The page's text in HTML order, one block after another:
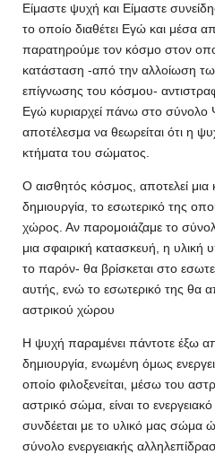
Είμαστε ψυχή και Είμαστε
το οποίο διαθέτει Εγώ και μέσα
παρατηρούμε τον κόσμο στον
κατάσταση -από την αλλοίωση
επίγνωσης του κόσμου-
Εγώ κυριαρχεί πάνω στο
αποτέλεσμα να θεωρείται ότι η
κτήματα του σώματος.
Ο αισθητός κόσμος, αποτελεί μια
δημιουργία, το εσωτερικό της
χώρος. Αν παρομοιάζαμε το
μια σφαιρική κατασκευή, η
το παρόν- θα βρίσκεται στο
αυτής, ενώ το εσωτερικό της θα
αστρικού χώρου
Η ψυχή παραμένει πάντοτε έξω
δημιουργία, ενωμένη όμως
οποίο φιλοξενείται, μέσω του
αστρικό σώμα, είναι το
συνδέεται με το υλικό μας σώμα
σύνολο ενεργειακής